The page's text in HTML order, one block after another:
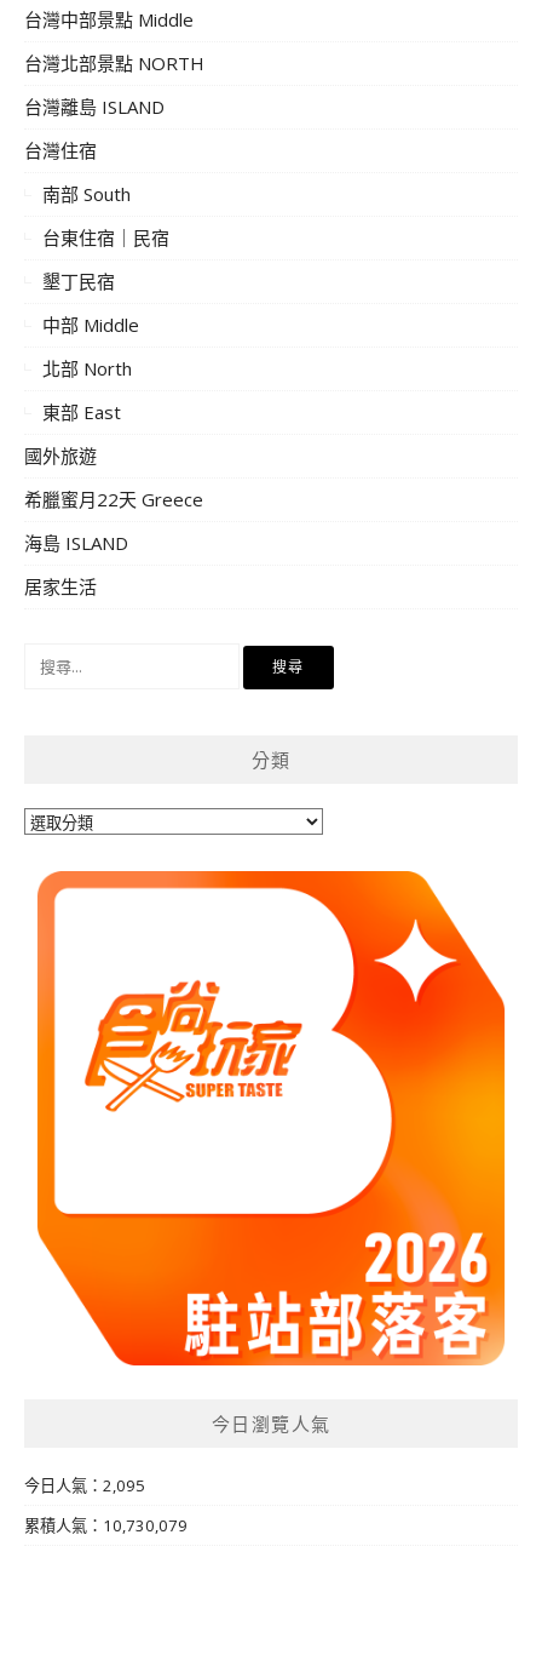
台灣中部景點 Middle
台灣北部景點 NORTH
台灣離島 ISLAND
台灣住宿
南部 South
台東住宿｜民宿
墾丁民宿
中部 Middle
北部 North
東部 East
國外旅遊
希臘蜜月22天 Greece
海島 ISLAND
居家生活
分類
分
今日瀏覽人氣
今日人氣：2,095
累積人氣：10,730,079